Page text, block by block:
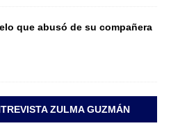
que abusó de su compañera
ZULMA GUZMÁN